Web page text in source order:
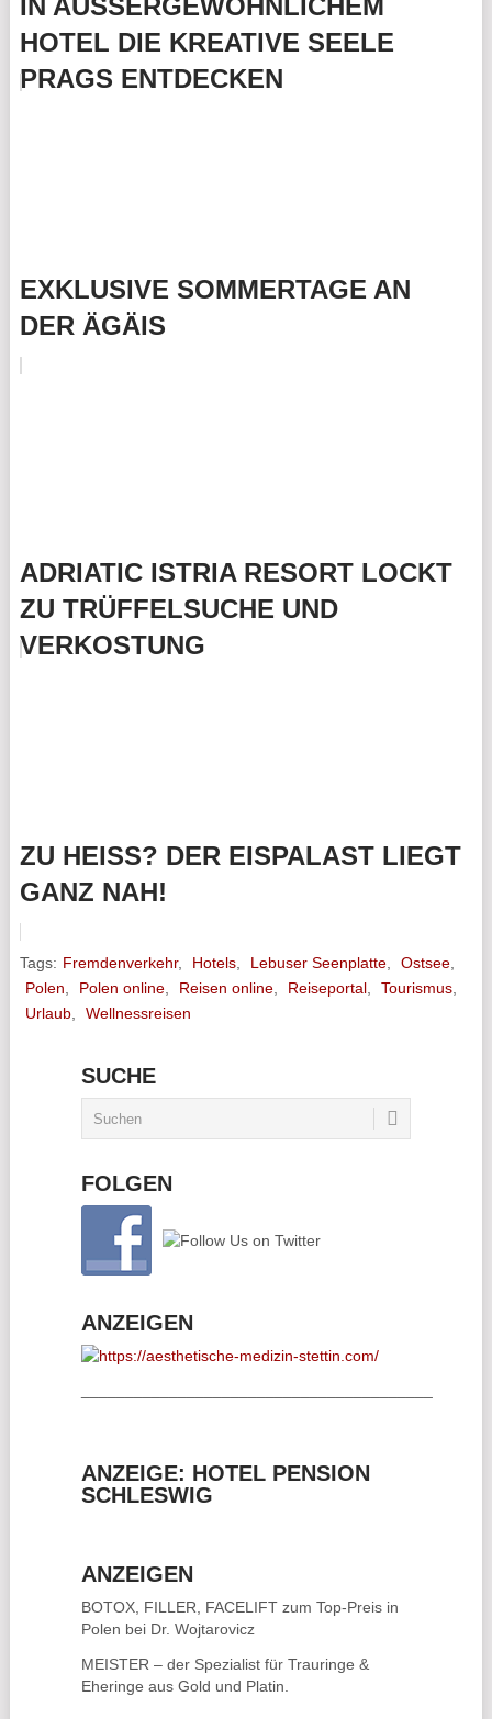
IN AUSSERGEWÖHNLICHEM
HOTEL DIE KREATIVE SEELE
PRAGS ENTDECKEN
EXKLUSIVE SOMMERTAGE AN
DER ÄGÄIS
ADRIATIC ISTRIA RESORT LOCKT
ZU TRÜFFELSUCHE UND
VERKOSTUNG
ZU HEISS? DER EISPALAST LIEGT G
ANZ NAH!
Tags: Fremdenverkehr, Hotels, Lebuser Seenplatte, Ostsee,
Polen
Polen online, Reisen online, Reiseportal, Tourismus,
Urlaub, Wellnessreisen
SUCHE
FOLGEN
ANZEIGEN
ANZEIGE: HOTEL PENSION
SCHLESWIG
ANZEIGEN
BOTOX, FILLER, FACELIFTzum Top-Preis in
Polen bei Dr. Wojtarovicz
MEISTER – der Spezialist für Trauringe &
Eheringe aus Gold und Platin.